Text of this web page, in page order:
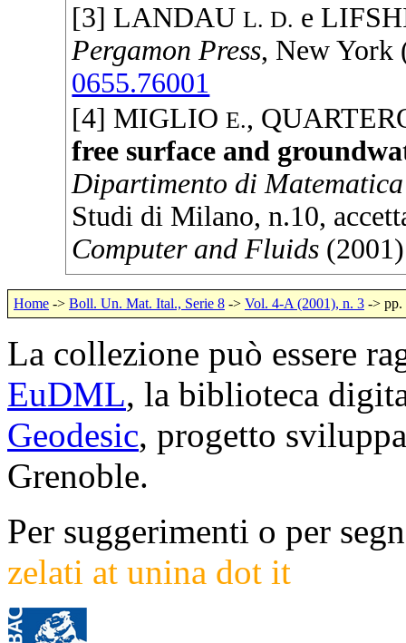
[3] LANDAU L. D. e
Pergamon Press, New York
0655.76001
[4] MIGLIO E.,
free surface and
Dipartimento di
Studi di Milano, n.10,
Computer and Fluids (2001
Home -> Boll. Un. Mat. Ital., Serie 8 -> Vol. 4-A (2001), n. 3 -> pp.
La collezione può essere
EuDML, la biblioteca
Geodesic, progetto
Grenoble.
Per suggerimenti o per
zelati at unina dot it